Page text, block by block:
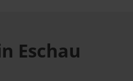
Eschau